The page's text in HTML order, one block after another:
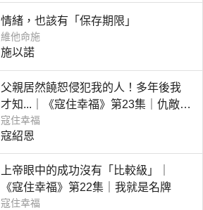
情緒，也該有「保存期限」
維他命施
施以諾
父親居然饒恕侵犯我的人！多年後我
才知...｜《寇住幸福》第23集｜仇敵的
詭計
寇住幸福
寇紹恩
上帝眼中的成功沒有「比較級」｜
《寇住幸福》第22集｜我就是名牌
寇住幸福